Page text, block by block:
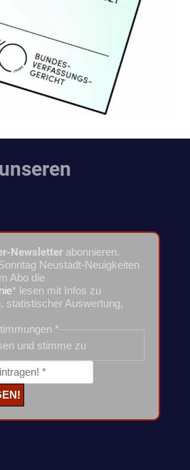
Newsletter abonnieren.
Neustadt-Neuigkeiten
Abo die
* lesen mit Infos zu
statistischer Auswertung,
*
und stimme zu